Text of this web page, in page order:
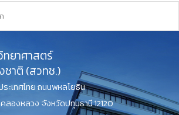
ยาศาสตร์
ชาติ (สวทช.)
ระเทศไทย ถนนพหลโยธิน
ลองหลวง จังหวัดปทุมธานี 12120